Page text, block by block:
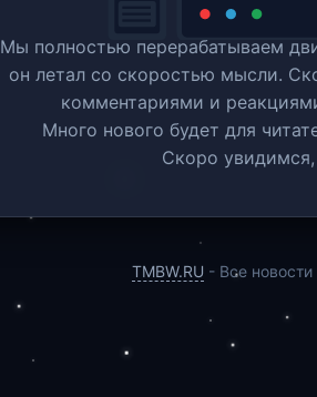
Мы полностью перерабатываем
он летал со скоростью мысли.
комментариями и
Много нового будет для
Скоро увидимся,
TMBW.RU - Все